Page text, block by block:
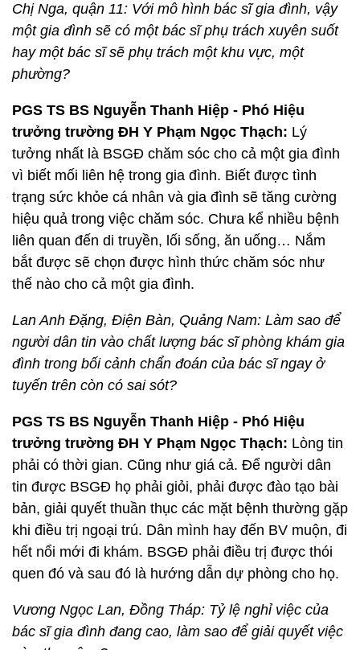
Chị Nga, quận 11: Với mô hình bác sĩ gia đình, vậy
một gia đình sẽ có một bác sĩ phụ trách xuyên suốt
hay một bác sĩ sẽ phụ trách một khu vực, một
phường?
PGS TS BS Nguyễn Thanh Hiệp - Phó Hiệu
trưởng trường ĐH Y Phạm Ngọc Thạch: Lý
tưởng nhất là BSGĐ chăm sóc cho cả một gia đình
vì biết mối liên hệ trong gia đình. Biết được tình
trạng sức khỏe cá nhân và gia đình sẽ tăng cường
hiệu quả trong việc chăm sóc. Chưa kể nhiều bệnh
liên quan đến di truyền, lối sống, ăn uống… Nắm
bắt được sẽ chọn được hình thức chăm sóc như
thế nào cho cả một gia đình.
Lan Anh Đặng, Điện Bàn, Quảng Nam: Làm sao để
người dân tin vào chất lượng bác sĩ phòng khám gia
đình trong bối cảnh chẩn đoán của bác sĩ ngay ở
tuyến trên còn có sai sót?
PGS TS BS Nguyễn Thanh Hiệp - Phó Hiệu
trưởng trường ĐH Y Phạm Ngọc Thạch: Lòng tin
phải có thời gian. Cũng như giá cả. Để người dân
tin được BSGĐ họ phải giỏi, phải được đào tạo bài
bản, giải quyết thuần thục các mặt bệnh thường gặp
khi điều trị ngoại trú. Dân mình hay đến BV muộn, đi
hết nổi mới đi khám. BSGĐ phải điều trị được thói
quen đó và sau đó là hướng dẫn dự phòng cho họ.
Vương Ngọc Lan, Đồng Tháp: Tỷ lệ nghỉ việc của
bác sĩ gia đình đang cao, làm sao để giải quyết việc